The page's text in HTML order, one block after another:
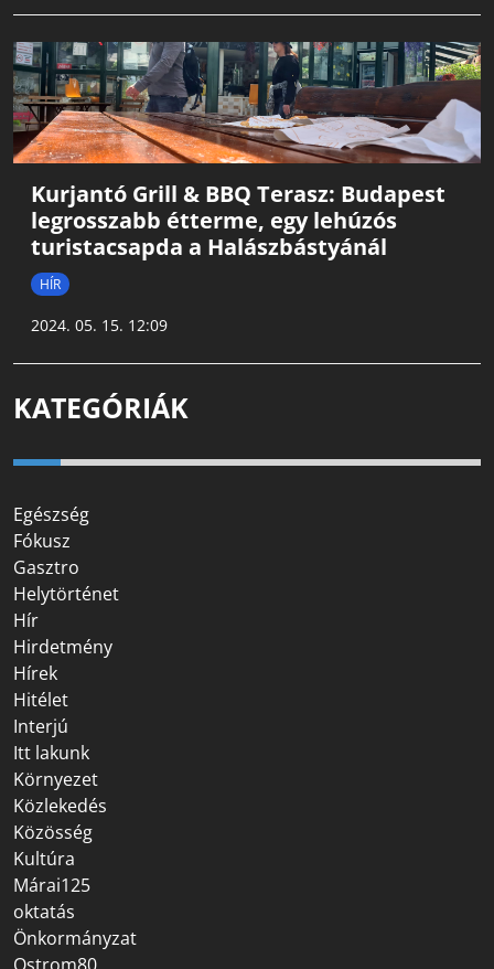
Kurjantó Grill & BBQ Terasz: Budapest
legrosszabb étterme, egy lehúzós
turistacsapda a Halászbástyánál
HÍR
2024. 05. 15. 12:09
KATEGÓRIÁK
Egészség
Fókusz
Gasztro
Helytörténet
Hír
Hirdetmény
Hírek
Hitélet
Interjú
Itt lakunk
Környezet
Közlekedés
Közösség
Kultúra
Márai125
oktatás
Önkormányzat